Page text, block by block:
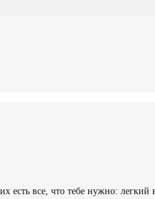
есть все, что тебе нужно: